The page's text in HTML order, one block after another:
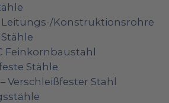
Leitungs-/Konstruktionsrohre
Feinkornbaustahl
Stähle
Verschleißfester Stahl